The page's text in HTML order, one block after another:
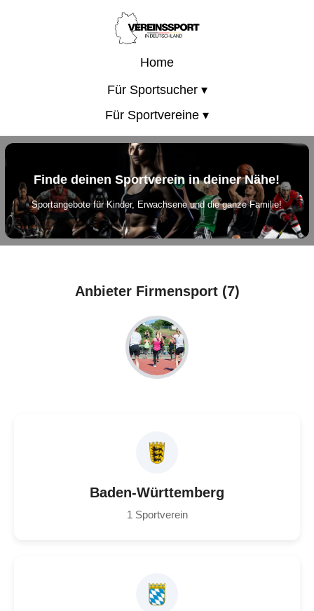
Home
Für Sportsucher ▾
Für Sportvereine ▾
Finde deinen Sportverein in deiner Nähe!
Sportangebote für Kinder, Erwachsene und die ganze Familie!
Anbieter Firmensport (7)
Baden-Württemberg
1 Sportverein